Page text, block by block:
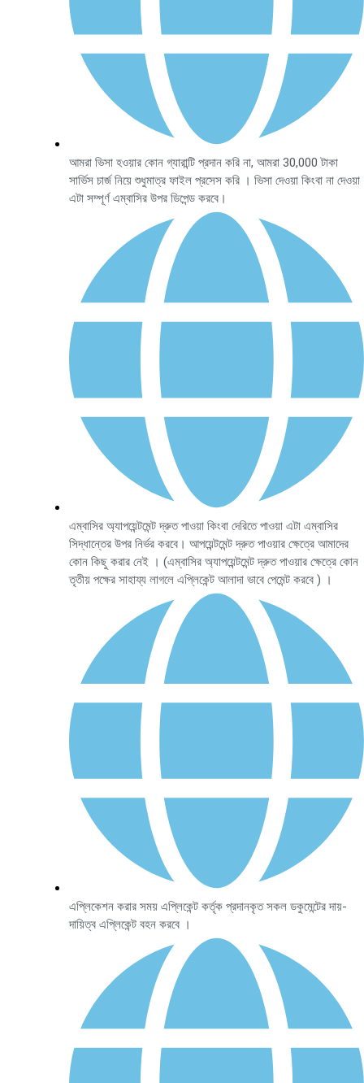
আমরা ভিসা হওয়ার কোন গ্যারান্টি প্রদান করি না, আমরা 30,000 টাকা
সার্ভিস চার্জ নিয়ে শুধুমাত্র ফাইল প্রসেস করি । ভিসা দেওয়া কিংবা না দেওয়া
এটা সম্পূর্ণ এম্বাসির উপর ডিপেন্ড করবে।
এম্বাসির অ্যাপয়েন্টমেন্ট দ্রুত পাওয়া কিংবা দেরিতে পাওয়া এটা এম্বাসির
সিদ্ধান্তের উপর নির্ভর করবে। আপয়েন্টমেন্ট দ্রুত পাওয়ার ক্ষেত্রে আমাদের
কোন কিছু করার নেই । (এম্বাসির অ্যাপয়েন্টমেন্ট দ্রুত পাওয়ার ক্ষেত্রে কোন
তৃতীয় পক্ষের সাহায্য লাগলে এপ্লিকেন্ট আলাদা ভাবে পেমেন্ট করবে ) ।
এপ্লিকেশন করার সময় এপ্লিকেন্ট কর্তৃক প্রদানকৃত সকল ডকুমেন্টের দায়-
দায়িত্ব এপ্লিকেন্ট বহন করবে ।